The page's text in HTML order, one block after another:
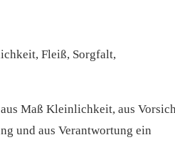
Fleiß, Sorgfalt,
Maß Kleinlichkeit, aus
und aus Verantwortung ein